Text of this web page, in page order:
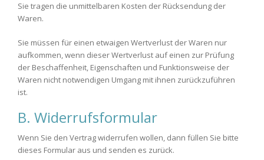
Sie tragen die unmittelbaren Kosten der Rücksendung der
Waren.
Sie müssen für einen etwaigen Wertverlust der Waren nur
aufkommen, wenn dieser Wertverlust auf einen zur Prüfung
der Beschaffenheit, Eigenschaften und Funktionsweise der
Waren nicht notwendigen Umgang mit ihnen zurückzuführen
ist.
B. Widerrufsformular
Wenn Sie den Vertrag widerrufen wollen, dann füllen Sie bitte
dieses Formular aus und senden es zurück.